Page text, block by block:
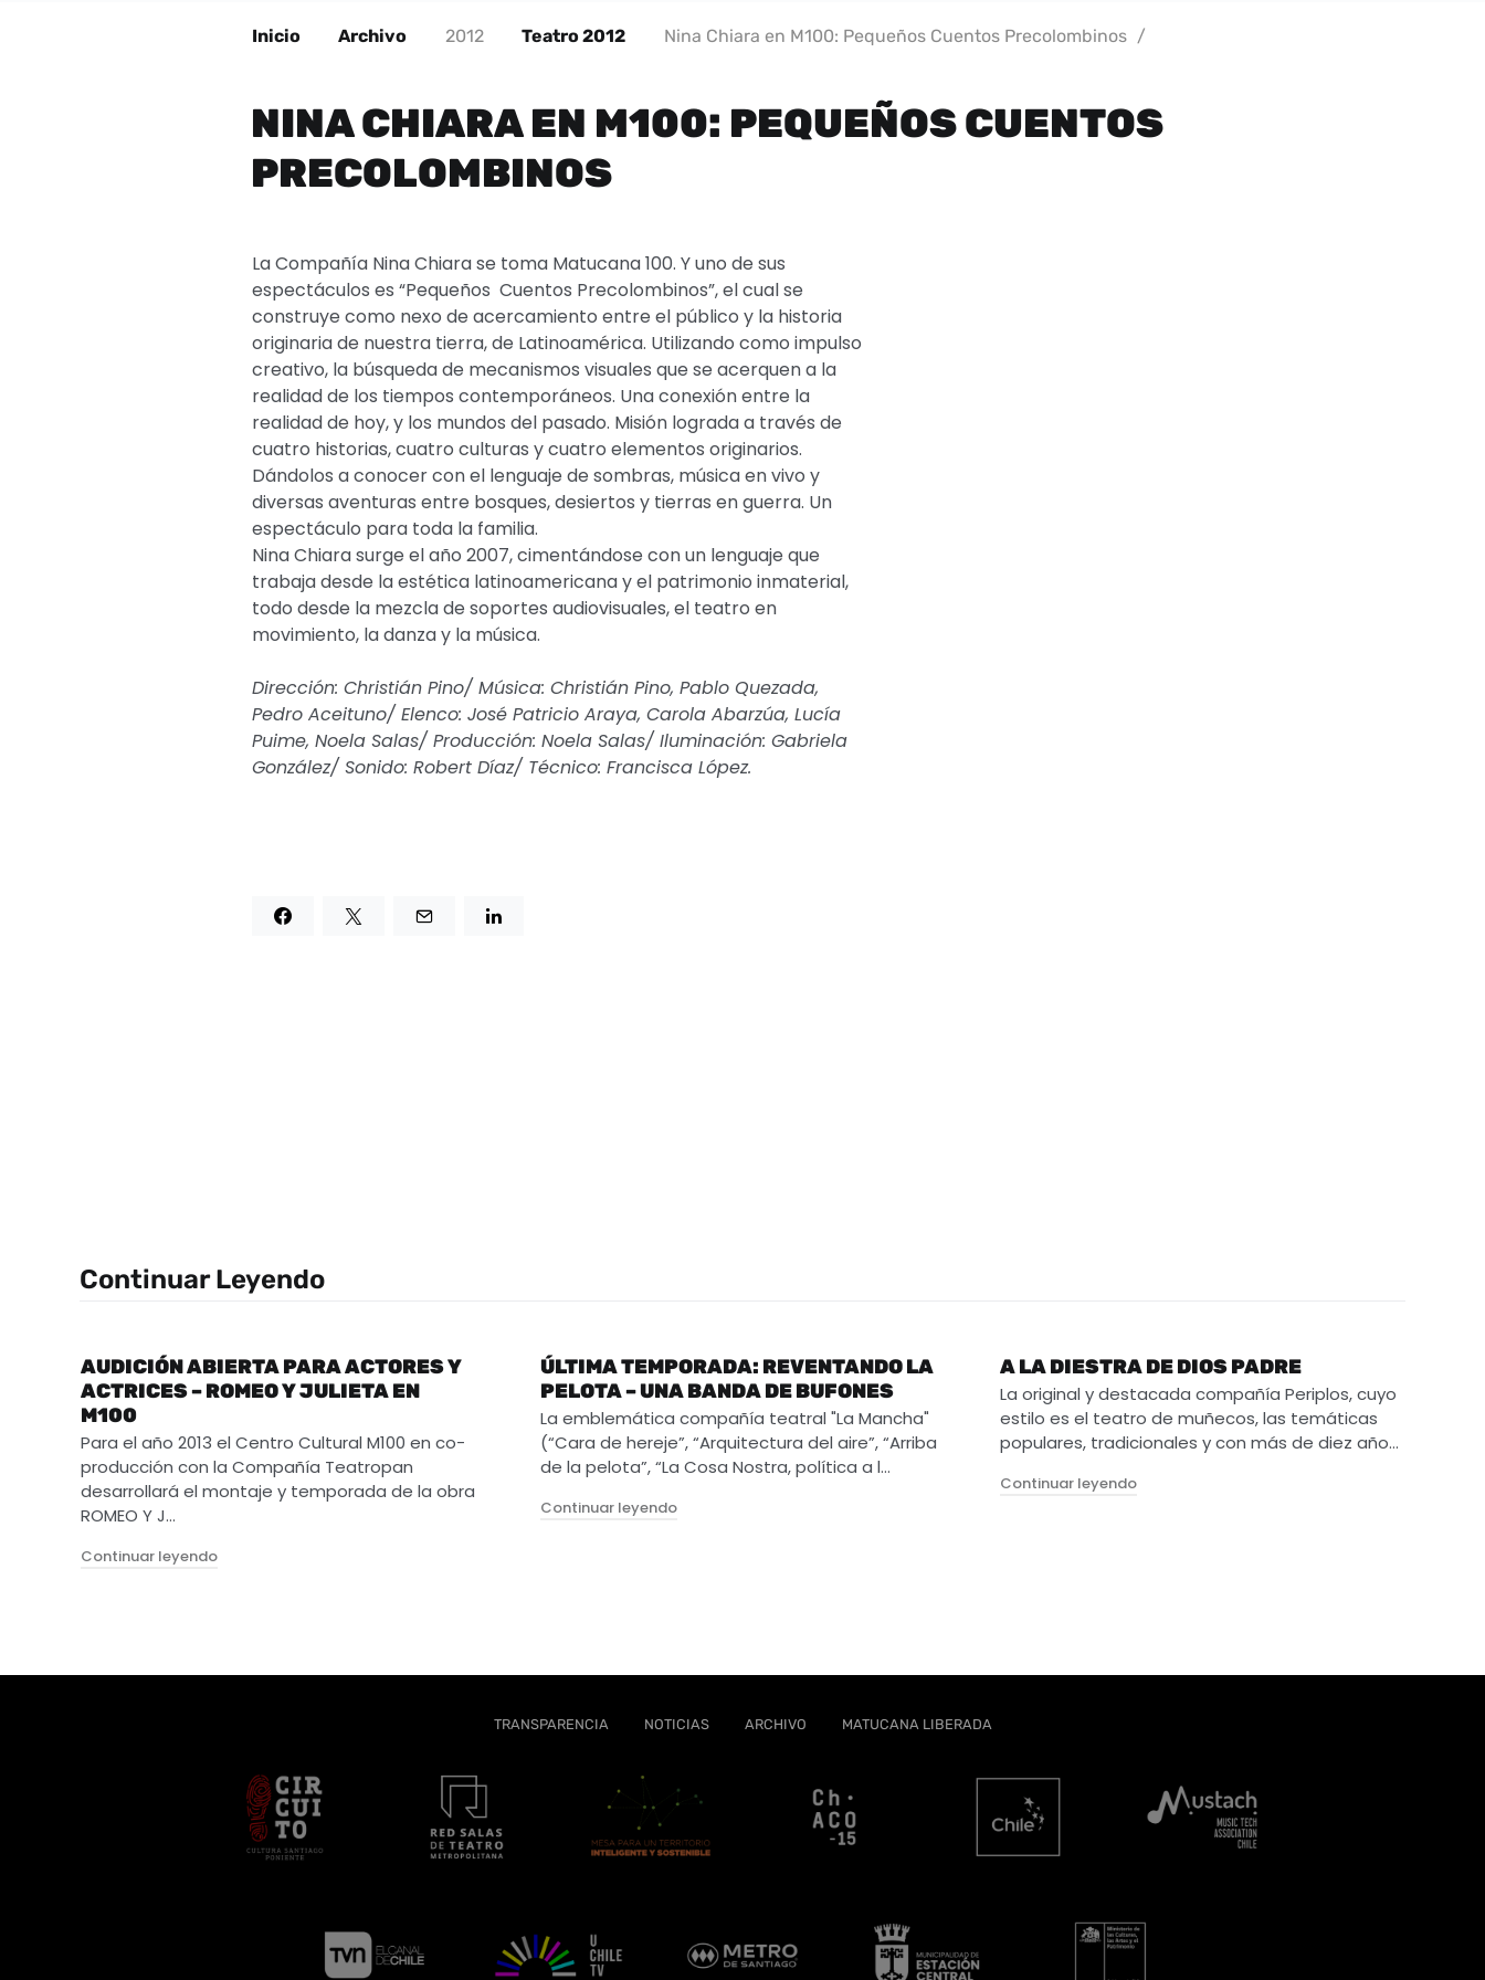
Inicio Archivo 2012 Teatro 2012 Nina Chiara en M100: Pequeños Cuentos Precolombinos /
NINA CHIARA EN M100: PEQUEÑOS CUENTOS
PRECOLOMBINOS
La Compañía Nina Chiara se toma Matucana 100. Y uno de sus
espectáculos es “Pequeños Cuentos Precolombinos”, el cual se
construye como nexo de acercamiento entre el público y la historia
originaria de nuestra tierra, de Latinoamérica. Utilizando como impulso
creativo, la búsqueda de mecanismos visuales que se acerquen a la
realidad de los tiempos contemporáneos. Una conexión entre la
realidad de hoy, y los mundos del pasado. Misión lograda a través de
cuatro historias, cuatro culturas y cuatro elementos originarios.
Dándolos a conocer con el lenguaje de sombras, música en vivo y
diversas aventuras entre bosques, desiertos y tierras en guerra. Un
espectáculo para toda la familia.
Nina Chiara surge el año 2007, cimentándose con un lenguaje que
trabaja desde la estética latinoamericana y el patrimonio inmaterial,
todo desde la mezcla de soportes audiovisuales, el teatro en
movimiento, la danza y la música.
Dirección: Christián Pino/ Música: Christián Pino, Pablo Quezada,
Pedro Aceituno/ Elenco: José Patricio Araya, Carola Abarzúa, Lucía
Puime, Noela Salas/ Producción: Noela Salas/ Iluminación: Gabriela
González/ Sonido: Robert Díaz/ Técnico: Francisca López.
Continuar Leyendo
AUDICIÓN ABIERTA PARA ACTORES Y
ACTRICES – ROMEO Y JULIETA EN
M100
Para el año 2013 el Centro Cultural M100 en co-
producción con la Compañía Teatropan
desarrollará el montaje y temporada de la obra
ROMEO Y J…
Continuar leyendo"AUDICIÓN ABIERTA PARA ACTORES Y ACTRICES – ROMEO Y JULIETA EN M100"
ÚLTIMA TEMPORADA: REVENTANDO LA
PELOTA – UNA BANDA DE BUFONES
La emblemática compañía teatral "La Mancha"
(“Cara de hereje”, “Arquitectura del aire”, “Arriba
de la pelota”, “La Cosa Nostra, política a l…
Continuar leyendo"ÚLTIMA TEMPORADA: Reventando la Pelota – Una banda de bufones"
A LA DIESTRA DE DIOS PADRE
La original y destacada compañía Periplos, cuyo
estilo es el teatro de muñecos, las temáticas
populares, tradicionales y con más de diez año…
Continuar leyendo"A la Diestra de Dios Padre"
TRANSPARENCIA NOTICIAS ARCHIVO MATUCANA LIBERADA